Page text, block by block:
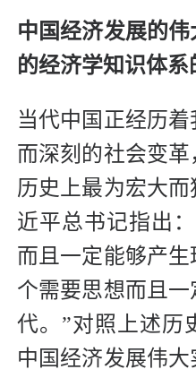
中国经济发展的
的经济学知识体系
当代中国正经历
而深刻的社会变
历史上最为宏大
近平总书记指出
而且一定能够产
个需要思想而且
代。”对照上述历
中国经济发展伟